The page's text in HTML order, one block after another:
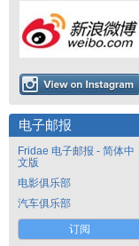
电子邮报
Fridae 电子邮报 - 简体中
文版
电影俱乐部
汽车俱乐部
订阅